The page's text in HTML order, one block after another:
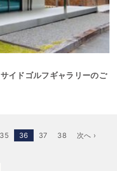
イドゴルフギャラリーのご
35 36 37 38 次へ ›